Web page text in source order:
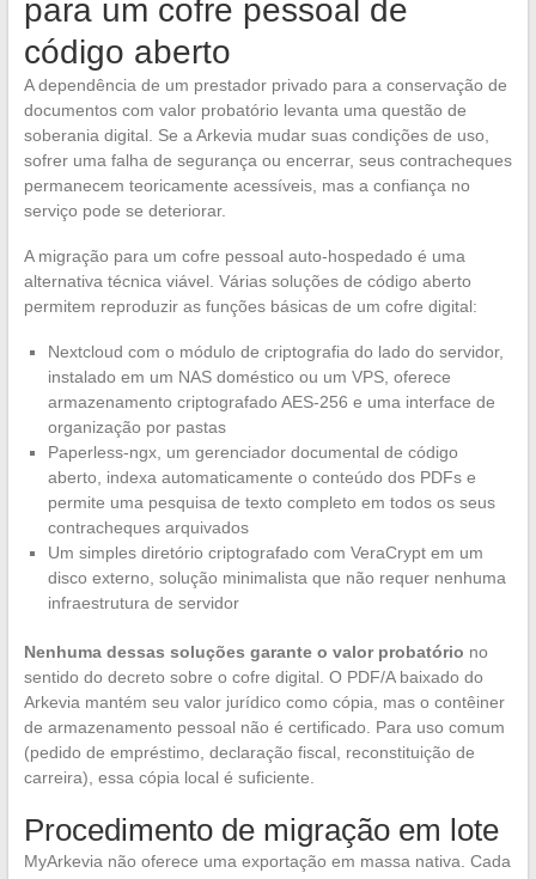
para um cofre pessoal de
código aberto
A dependência de um prestador privado para a conservação de
documentos com valor probatório levanta uma questão de
soberania digital. Se a Arkevia mudar suas condições de uso,
sofrer uma falha de segurança ou encerrar, seus contracheques
permanecem teoricamente acessíveis, mas a confiança no
serviço pode se deteriorar.
A migração para um cofre pessoal auto-hospedado é uma
alternativa técnica viável. Várias soluções de código aberto
permitem reproduzir as funções básicas de um cofre digital:
Nextcloud com o módulo de criptografia do lado do servidor,
instalado em um NAS doméstico ou um VPS, oferece
armazenamento criptografado AES-256 e uma interface de
organização por pastas
Paperless-ngx, um gerenciador documental de código
aberto, indexa automaticamente o conteúdo dos PDFs e
permite uma pesquisa de texto completo em todos os seus
contracheques arquivados
Um simples diretório criptografado com VeraCrypt em um
disco externo, solução minimalista que não requer nenhuma
infraestrutura de servidor
Nenhuma dessas soluções garante o valor probatório no
sentido do decreto sobre o cofre digital. O PDF/A baixado do
Arkevia mantém seu valor jurídico como cópia, mas o contêiner
de armazenamento pessoal não é certificado. Para uso comum
(pedido de empréstimo, declaração fiscal, reconstituição de
carreira), essa cópia local é suficiente.
Procedimento de migração em lote
MyArkevia não oferece uma exportação em massa nativa. Cada